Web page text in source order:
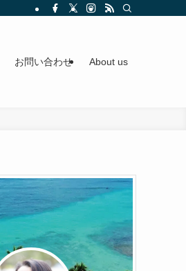
お問い合わせ About us